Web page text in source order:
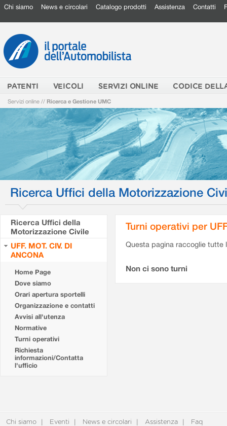
Chi siamo News e circolari Catalogo prodotti Assistenza Contatti
PATENTI VEICOLI SERVIZI ONLINE CODICE
Servizi online // Ricerca e Gestione UMC
Ricerca Uffici della Motorizzazione
Ricerca Uffici della
Motorizzazione Civile
UFF. MOT. CIV. DI
ANCONA
Home Page
Dove siamo
Orari apertura sportelli
Organizzazione e contatti
Avvisi all'utenza
Normative
Turni operativi
Richiesta
informazioni/Contatta
l'ufficio
Turni operativi per
Questa pagina raccoglie tutte
Non ci sono turni
Chi siamo Eventi News e circolari Assistenza Faq